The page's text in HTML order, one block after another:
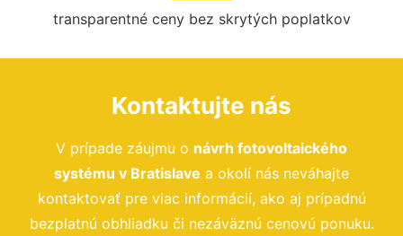
transparentné ceny bez skrytých poplatkov
Kontaktujte nás
V prípade záujmu o návrh fotovoltaického
systému v Bratislave a okolí nás neváhajte
kontaktovať pre viac informácií, ako aj prípadnú
bezplatnú obhliadku či nezáväznú cenovú ponuku.